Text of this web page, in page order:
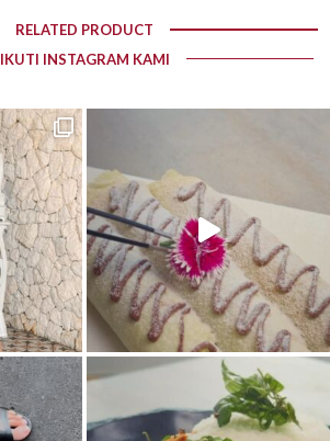
RELATED PRODUCT
IKUTI INSTAGRAM KAMI